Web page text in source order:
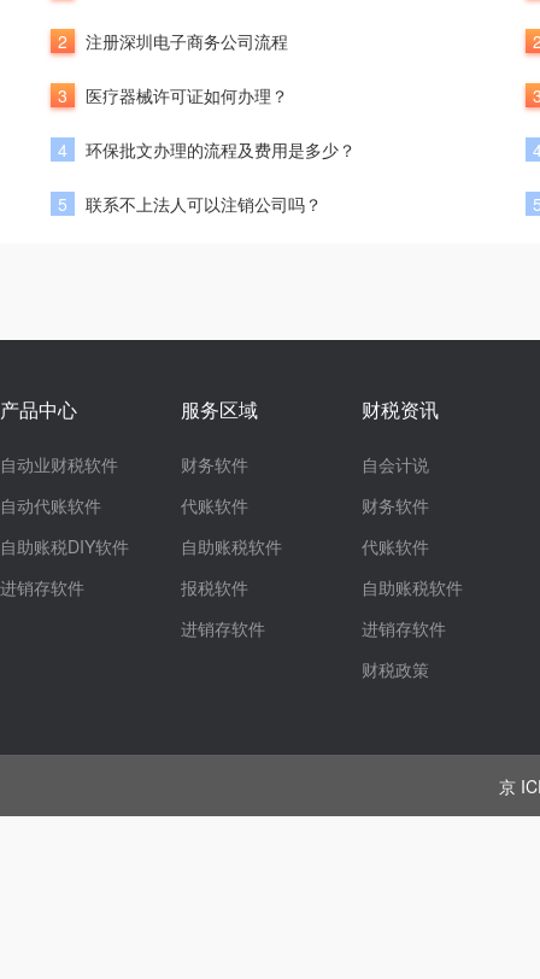
2 注册深圳电子商务公司流程
3 医疗器械许可证如何办理？
4 环保批文办理的流程及费用是多少？
5 联系不上法人可以注销公司吗？
产品中心
自动业财税软件
自动代账软件
自助账税DIY软件
进销存软件
服务区域
财务软件
代账软件
自助账税软件
报税软件
进销存软件
财税资讯
自会计说
财务软件
代账软件
自助账税软件
进销存软件
财税政策
京